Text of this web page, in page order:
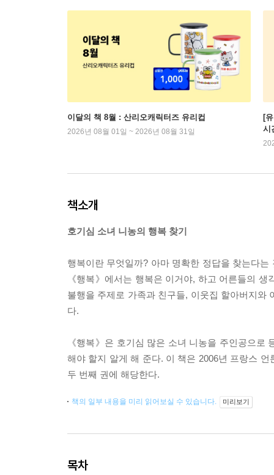
이달의 책 8월 : 산리오캐릭터즈 유리컵
2026년 08월 01일 ~ 2026년 08월 31일
[
시
책소개
호기심 소녀 니농의 행복 찾기
행복이란 무엇일까? 아마 명확한 정답을 찾는다
《행복》에서는 행복은 이거야, 하고 어른들의
불행을 주제로 가족과 친구들, 이웃집 할아버지와
다.
《행복》은 호기심 많은 소녀 니농을 주인공으
해야 할지 알게 해 준다. 이 책은 2006년 프랑스
두 번째 권에 해당한다.
책의 일부 내용을 미리 읽어보실 수 있습니다. 미리보기
목차